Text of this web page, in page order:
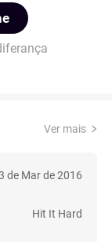
Ver mais
de Mar de 2016
Hit It Hard